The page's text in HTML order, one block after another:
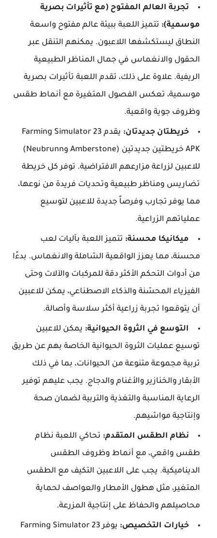
تجربة العالم المفتوح (مع تأثيرات بصرية
موسمية): تتميز اللعبة ببيئة عالم مفتوح واسعة
النطاق ليستكشفها اللاعبون. يمكنهم التنقل عبر
الحقول والانغماس في جمال المناظر الطبيعية
الريفية. علاوة على ذلك، تقدم اللعبة تأثيرات بصرية
موسمية، تعكس الفصول المتغيرة مع أنماط طقس
وظروف جوية واقعية.
خريطتان جديدتان:
يقدم Farming Simulator 23
APK خريطتين جديدتين (Amberstone وNeubrunn)
للاعبين لزراعة مزارعهم الافتراضية. توفر كل خريطة
تضاريس ومناظر طبيعية وتحديات فريدة من نوعها،
مما يوفر تجارب وفرصاً جديدة للاعبين لتوسيع
عملياتهم الزراعية.
ميكانيكا محسنة: تتميز اللعبة بآليات لعب
محسنة، مما يعزز الواقعية الشاملة والانغماس. بدءًا
من أدوات التحكم الأكثر دقة للمركبات والآلات وحتى
الفيزياء المحسّنة والذكاء الاصطناعي، يمكن للاعبين
أن يتوقعوا تجربة زراعية أكثر سلاسة وأصالة.
التوسع في الثروة الحيوانية: يمكن للاعبين
توسيع عمليات الثروة الحيوانية الخاصة بهم عن طريق
تربية مجموعة متنوعة من الحيوانات، بما في ذلك
الأبقار والخنازير والأغنام والدجاج. يجب عليهم توفير
الرعاية المناسبة والتغذية والتربية لضمان صحة
وإنتاجية مواشيهم.
نظام الطقس المتقدم: تحاكي اللعبة نظام
طقس واقعي، مع أنماط وظروف الطقس
الديناميكية. يجب على اللاعبين التكيف مع الطقس
المتغير، مثل هطول الأمطار والعواصف لحماية
محاصيلهم والحفاظ على إنتاجية المزرعة.
خيارات التخصيص:
يوفر Farming Simulator 23